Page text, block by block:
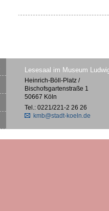
Lesesaal im Museum
Heinrich-Böll-Platz /
Bischofsgartenstraße 1
50667 Köln
Tel.: 0221/221-2 26 26
kmb@stadt-koeln.de